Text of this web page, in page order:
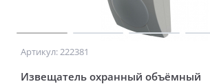
Артикул: 222381
Извещатель охранный объёмный